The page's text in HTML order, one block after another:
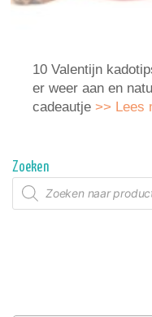
10 Valentijn
er weer aan en
cadeautje >> Lees
Zoeken
Producten
zoeken